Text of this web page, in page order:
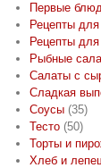
Первые
Рецепты
Рецепты
Рыбные
Салаты с
Сладкая
Соусы (35)
Тесто (50)
Торты и
Хлеб и